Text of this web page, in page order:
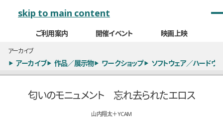
skip to main content
ご利用案内 開催イベント 映画上映
アーカイブ
アーカイブ 作品／展示物 ワークショップ ソフトウェア／ハードウ
匂いのモニュメント 忘れ去られたエロス
山内翔太＋YCAM